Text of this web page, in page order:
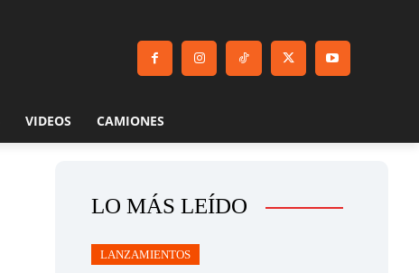
VIDEOS CAMIONES
LO MÁS LEÍDO
LANZAMIENTOS